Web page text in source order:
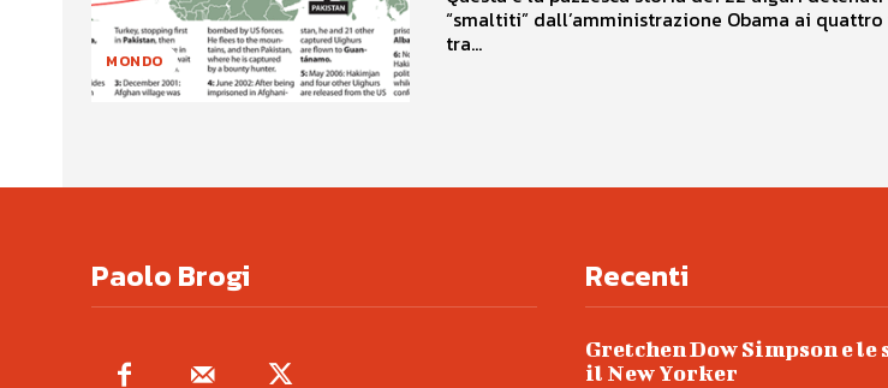
MONDO
“smaltiti” dall’amministrazione Obama ai
tra...
Paolo Brogi Recenti
Gretchen Dow Simpson e le
il New Yorker